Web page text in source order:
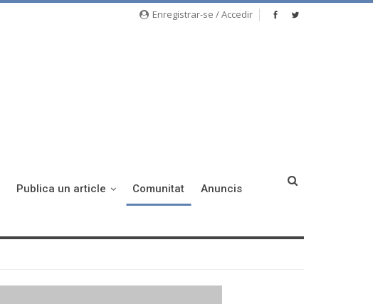
Enregistrar-se / Accedir
Publica un article Comunitat Anuncis